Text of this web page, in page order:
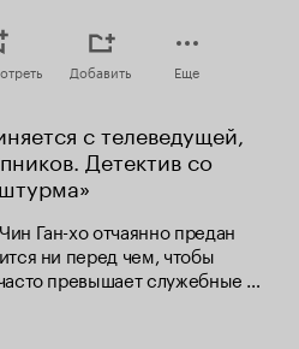
Добавить Еще
с телеведущей,
Детектив со
Ган-хо отчаянно предан
ни перед чем, чтобы
превышает служебные
методов ведения
найти общий язык